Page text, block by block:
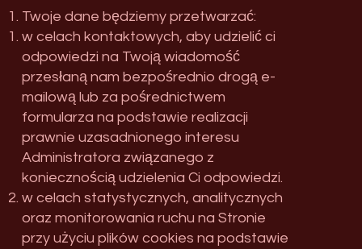
Twoje dane będziemy przetwarzać:
w celach kontaktowych, aby udzielić ci
odpowiedzi na Twoją wiadomość
przesłaną nam bezpośrednio drogą e-
mailową lub za pośrednictwem
formularza na podstawie realizacji
prawnie uzasadnionego interesu
Administratora związanego z
koniecznością udzielenia Ci odpowiedzi.
w celach statystycznych, analitycznych
oraz monitorowania ruchu na Stronie
przy użyciu plików cookies na podstawie